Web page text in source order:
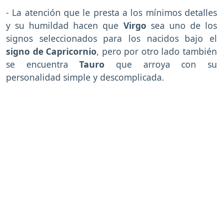
- La atención que le presta a los mínimos detalles
y su humildad hacen que Virgo sea uno de los
signos seleccionados para los nacidos bajo el
signo de Capricornio, pero por otro lado también
se encuentraTauro que arroya con su
personalidad simple y descomplicada.